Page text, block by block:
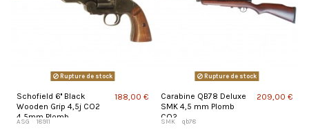
Rupture de stock
Schofield 6'' Black
Wooden Grip 4,5j CO2
4,5mm Plomb
ASG 18911
188,00 €
Rupture de stock
Carabine QB78 Deluxe
SMK 4,5 mm Plomb
CO2
SMK qb78
209,00 €